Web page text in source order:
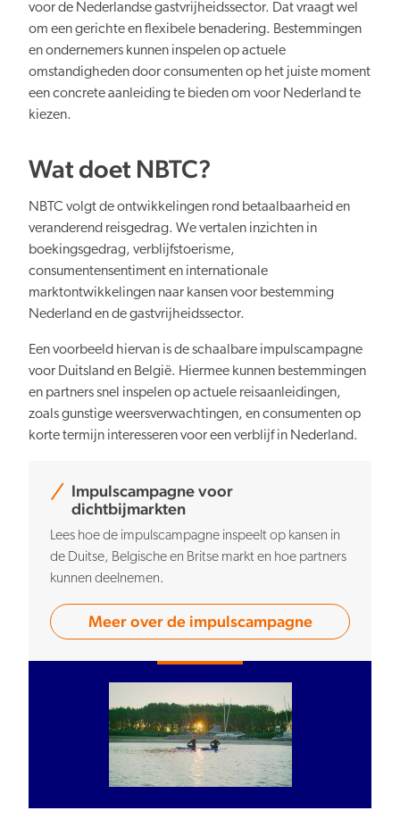
voor de Nederlandse gastvrijheidssector. Dat vraagt wel
om een gerichte en flexibele benadering. Bestemmingen
en ondernemers kunnen inspelen op actuele
omstandigheden door consumenten op het juiste moment
een concrete aanleiding te bieden om voor Nederland te
kiezen.
Wat doet NBTC?
NBTC volgt de ontwikkelingen rond betaalbaarheid en
veranderend reisgedrag. We vertalen inzichten in
boekingsgedrag, verblijfstoerisme,
consumentensentiment en internationale
marktontwikkelingen naar kansen voor bestemming
Nederland en de gastvrijheidssector.
Een voorbeeld hiervan is de schaalbare impulscampagne
voor Duitsland en België. Hiermee kunnen bestemmingen
en partners snel inspelen op actuele reisaanleidingen,
zoals gunstige weersverwachtingen, en consumenten op
korte termijn interesseren voor een verblijf in Nederland.
Impulscampagne voor
dichtbijmarkten
Lees hoe de impulscampagne inspeelt op kansen in
de Duitse, Belgische en Britse markt en hoe partners
kunnen deelnemen.
Meer over de impulscampagne